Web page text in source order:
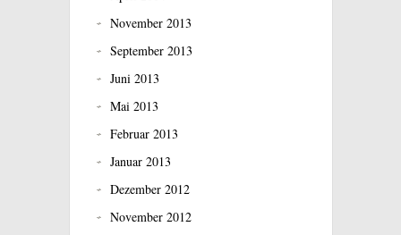
November 2013
September 2013
Juni 2013
Mai 2013
Februar 2013
Januar 2013
Dezember 2012
November 2012